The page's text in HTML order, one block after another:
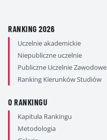
RANKING 2026
Uczelnie akademickie
Niepubliczne uczelnie
Publiczne Uczelnie Zawodowe
Ranking Kierunków Studiów
O RANKINGU
Kapituła Rankingu
Metodologia